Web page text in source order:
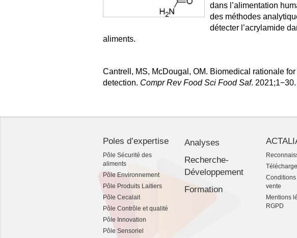
dans l’alimentation
des méthodes
détecter l’acrylamide
aliments.
Cantrell, MS, McDougal, OM. Biomedical rationale
detection. Compr Rev Food Sci Food Saf. 2021;1−30.
Poles d’expertise
Pôle Sécurité des
aliments
Pôle Environnement
Pôle Produits Laitiers
Pôle Cecalait
Pôle Contrôle et qualité
Pôle Innovation
Pôle Sensoriel
Analyses
Recherche-
Développement
Formation
vente
Mentions
RGPD